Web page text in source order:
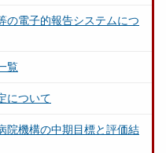
の電子的報告システムにつ
覧
について
院機構の中期目標と評価結